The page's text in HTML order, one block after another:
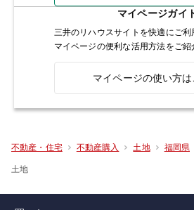
マイページガイ
三井のリハウスサイトを快適にご
マイページの便利な活用方法をご紹
マイページの使い方は
不動産・住宅 不動産購入 土地 福岡県
土地